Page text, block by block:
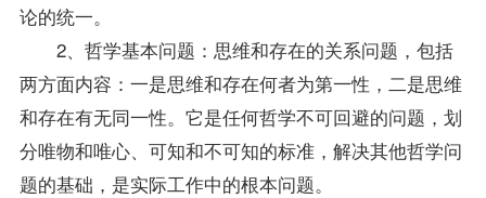
论的统一。
2、哲学基本问题：思维和存在的关系问题，包括
两方面内容：一是思维和存在何者为第一性，二是思维
和存在有无同一性。它是任何哲学不可回避的问题，划
分唯物和唯心、可知和不可知的标准，解决其他哲学问
题的基础，是实际工作中的根本问题。